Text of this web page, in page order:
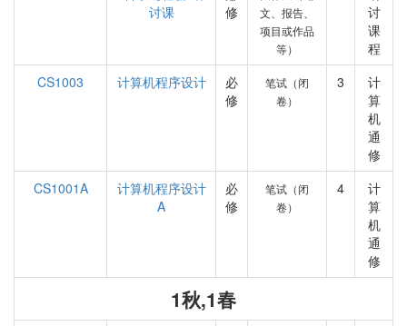
讨课
修
文、报告、
项目或作品
等）
讨
课
程
CS1003
计算机程序设计
必
修
笔试（闭
卷）
3
计
算
机
通
修
CS1001A
计算机程序设计
A
必
修
笔试（闭
卷）
4
计
算
机
通
修
1秋,1春